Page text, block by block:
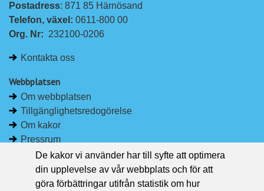
Postadress: 871 85 Härnösand
Telefon, växel: 0611-800 00
Org. Nr: 232100-0206
Kontakta oss
Webbplatsen
Om webbplatsen
Tillgänglighetsredogörelse
Om kakor
Pressrum
Håll dig uppdaterad
Följ Region Västernorrland på Facebook
De kakor vi använder har till syfte att optimera
din upplevelse av vår webbplats och för att
göra förbättringar utifrån statistik om hur